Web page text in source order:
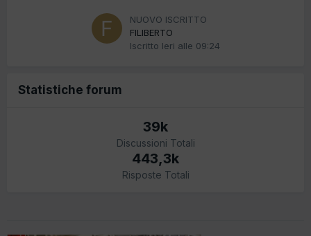
NUOVO ISCRITTO
FILIBERTO
Iscritto Ieri alle 09:24
Statistiche forum
39k
Discussioni Totali
443,3k
Risposte Totali